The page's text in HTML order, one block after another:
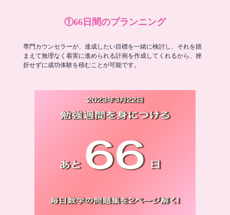
①66日間のプランニング
専門カウンセラーが、達成したい目標を一緒に検討し、それを踏
まえて無理なく着実に進められる計画を作成してくれるから、挫
折せずに成功体験を積むことが可能です。